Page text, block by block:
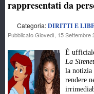
rappresentati da
Categoria:DIRITTI E
Pubblicato Giovedì, 15 Settembre
È
La
la notizia
rendere